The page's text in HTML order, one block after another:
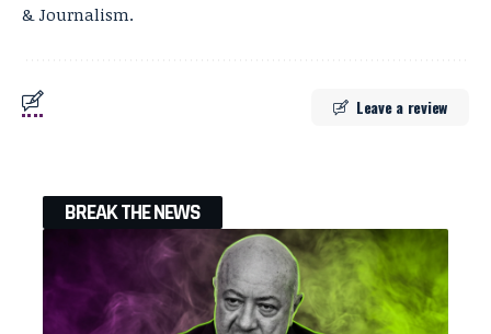
& Journalism.
Leave a review
BREAK THE NEWS